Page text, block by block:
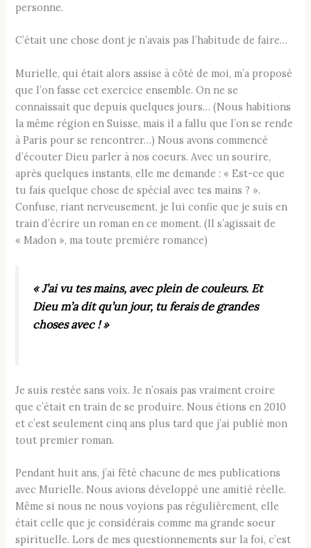
personne.
C’était une chose dont je n’avais pas l’habitude de faire…
Murielle, qui était alors assise à côté de moi, m’a proposé
que l’on fasse cet exercice ensemble. On ne se
connaissait que depuis quelques jours… (Nous habitions
la même région en Suisse, mais il a fallu que l’on se rende
à Paris pour se rencontrer…) Nous avons commencé
d’écouter Dieu parler à nos coeurs. Avec un sourire,
après quelques instants, elle me demande : « Est-ce que
tu fais quelque chose de spécial avec tes mains ? ».
Confuse, riant nerveusement, je lui confie que je suis en
train d’écrire un roman en ce moment. (Il s’agissait de
« Madon », ma toute première romance)
« J’ai vu tes mains, avec plein de couleurs. Et
Dieu m’a dit qu’un jour, tu ferais de grandes
choses avec ! »
Je suis restée sans voix. Je n’osais pas vraiment croire
que c’était en train de se produire. Nous étions en 2010
et c’est seulement cinq ans plus tard que j’ai publié mon
tout premier roman.
Pendant huit ans, j’ai fêté chacune de mes publications
avec Murielle. Nous avions développé une amitié réelle.
Même si nous ne nous voyions pas régulièrement, elle
était celle que je considérais comme ma grande soeur
spirituelle. Lors de mes questionnements sur la foi, c’est